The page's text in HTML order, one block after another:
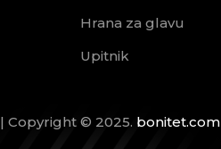
Hrana za glavu
Upitnik
| Copyright © 2025. bonitet.com